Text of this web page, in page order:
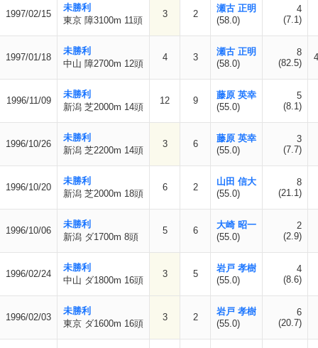
1997/02/15
未勝利
東京 障3100m 11頭
3 2
瀬古 正明
(58.0)
4
(7.1)
1997/01/18
未勝利
中山 障2700m 12頭
4 3
瀬古 正明
(58.0)
8
(82.5)
1996/11/09
未勝利
新潟 芝2000m 14頭
12 9
藤原 英幸
(55.0)
5
(8.1)
1996/10/26
未勝利
新潟 芝2200m 14頭
3 6
藤原 英幸
(55.0)
3
(7.7)
1996/10/20
未勝利
新潟 芝2000m 18頭
6 2
山田 信大
(55.0)
8
(21.1)
1996/10/06
未勝利
新潟 ダ1700m 8頭
5 6
大崎 昭一
(55.0)
2
(2.9)
1996/02/24
未勝利
中山 ダ1800m 16頭
3 5
岩戸 孝樹
(55.0)
4
(8.6)
1996/02/03
未勝利
東京 ダ1600m 16頭
3 2
岩戸 孝樹
(55.0)
6
(20.7)